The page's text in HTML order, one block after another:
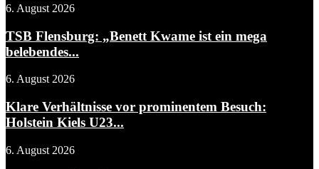
6. August 2026
TSB Flensburg: „Benett Kwame ist ein mega
belebendes...
6. August 2026
Klare Verhältnisse vor prominentem Besuch:
Holstein Kiels U23...
6. August 2026